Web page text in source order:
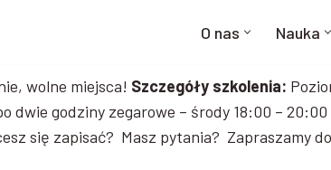
O nas Nauka
wolne miejsca! Szczegóły szkolenia:
dwie godziny zegarowe – środy 18:00 –
się zapisać? Masz pytania? Zapraszamy do